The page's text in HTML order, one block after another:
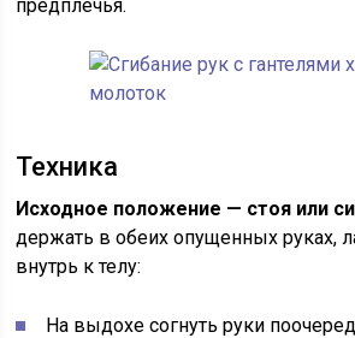
предплечья.
Техника
Исходное положение — стоя или
держать в обеих опущенных руках,
внутрь к телу:
На выдохе согнуть руки